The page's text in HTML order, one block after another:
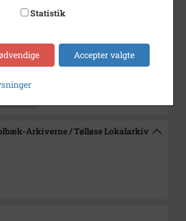
1877-78
Holbæk-Arkiverne / Tølløse
Lokalarkiv
Arkiverne / Tølløse Lokalarkiv
Statistik
Accepter valgte